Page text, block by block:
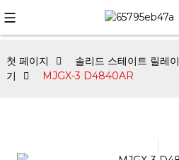
첫 페이지 솔리드 스테이트 릴레이
기
MJGX-3 D4840AR